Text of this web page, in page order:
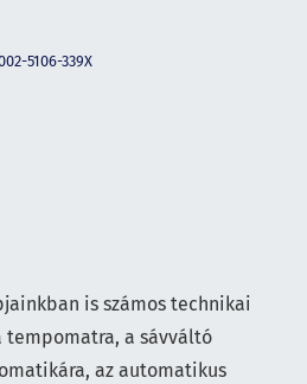
5106-339X
is számos technikai
tempomatra, a sávváltó
az automatikus